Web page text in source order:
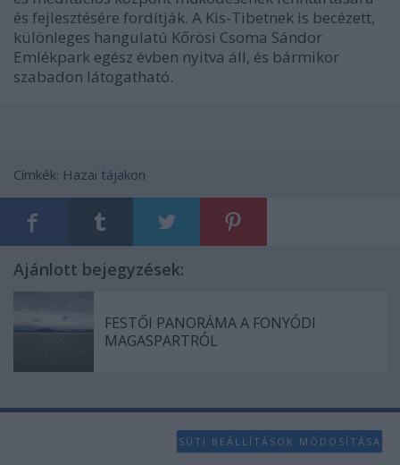
és fejlesztésére fordítják. A Kis-Tibetnek is becézett,
különleges hangulatú Kőrösi Csoma Sándor
Emlékpark egész évben nyitva áll, és bármikor
szabadon látogatható.
Címkék: Hazai tájakon
Ajánlott bejegyzések:
FESTŐI PANORÁMA A FONYÓDI
MAGASPARTRÓL
SÜTI BEÁLLÍTÁSOK MÓDOSÍTÁSA